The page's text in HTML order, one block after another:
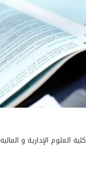
كلية العلوم الإدارية و المالية